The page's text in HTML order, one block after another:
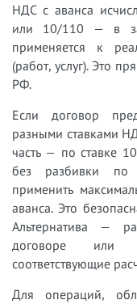
НДС с аванса
или 10/110 — в
применяется к
(работ, услуг). Это
РФ.
Если договор
разными ставками
часть — по ставке
без разбивки по
применить
аванса. Это
Альтернатива —
договоре или
соответствующие
Для операций,